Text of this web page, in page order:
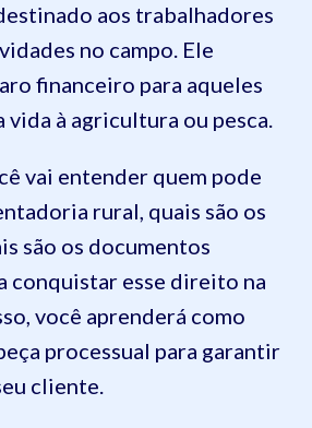
aos trabalhadores
no campo. Ele
financeiro para aqueles
vida à agricultura ou pesca.
vai entender quem pode
rural, quais são os
são os documentos
conquistar esse direito na
você aprenderá como
processual para garantir
cliente.